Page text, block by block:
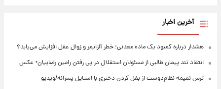
آخرین اخبار
هشدار درباره کمبود یک ماده معدنی؛ خطر آلزایمر و زوال عقل افزایش می‌یابد؟
انتقاد تند پیمان طالبی از مسئولان استقلال در پی رفتن رامین رضاییان+ عکس
ترس نعیمه نظام‌دوست از بغل کردن دختری با استایل پسرانه/ویدیو